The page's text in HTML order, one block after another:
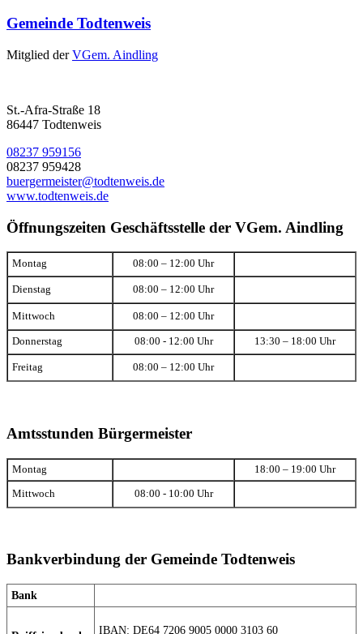
Gemeinde Todtenweis
Mitglied derVGem. Aindling
St.-Afra-Straße 18
86447 Todtenweis
08237 959156
08237 959428
buergermeister@todtenweis.de
www.todtenweis.de
Öffnungszeiten Geschäftsstelle der VGem. Aindling
Montag 08:00 – 12:00 Uhr
Dienstag 08:00 – 12:00 Uhr
Mittwoch 08:00 – 12:00 Uhr
Donnerstag 08:00 - 12:00 Uhr 13:30 – 18:00 Uhr
Freitag 08:00 – 12:00 Uhr
Amtsstunden Bürgermeister
Montag 18:00 – 19:00 Uhr
Mittwoch 08:00 - 10:00 Uhr
Bankverbindung der Gemeinde Todtenweis
Bank
IBAN: DE64 7206 9005 0000 3103 60